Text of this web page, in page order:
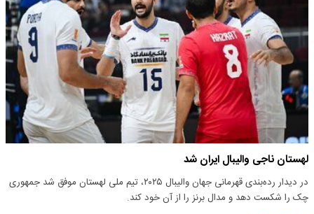
لهستان ناجی والیبال ایران شد
در دیدار رده‌بندی قهرمانی جهان والیبال ۲۰۲۵، تیم ملی لهستان موفق شد جمهوری
چک را شکست دهد و مدال برنز را از آن خود کند.